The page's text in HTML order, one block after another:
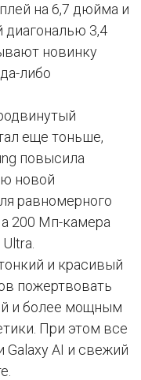
на 6,7 дюйма и
диагональю 3,4
новинку
либо
еще тоньше,
повысила
новой
равномерного
а 200 Мп-камера
и красивый
пожертвовать
и более мощным
При этом все
AI и свежий